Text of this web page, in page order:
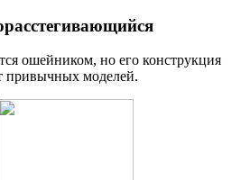
ошейником, но его конструкция
привычных моделей.